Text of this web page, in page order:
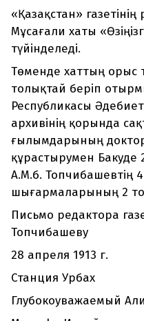
«Қазақстан»
Мұсағали хаты
түйінделеді.
Төменде хаттың орыс
толықтай беріп
Республикасы
архивінің қорында
ғылымдарының
құрастырумен
А.М.б. Топчибашевтің
шығармаларының 2
Письмо редактора
Топчибашеву
28 апреля 1913 г.
Станция Урбах
Глубокоуважаемый